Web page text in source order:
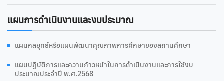
แผนการดำเนินงานและงบประมาณ
แผนกลยุทธ์หรือแผนพัฒนาคุณภาพการศึกษาของสถานศึกษา
แผนปฏิบัติการและความก้าวหน้าในการดำเนินงานและการใช้งบ
ประมาณประจำปี พ.ศ.2568